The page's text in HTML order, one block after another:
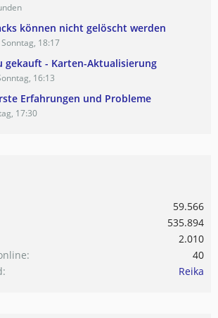
können nicht gelöscht werden
Sonntag, 18:17
gekauft - Karten-Aktualisierung
16:13
Erfahrungen und Probleme
17:30
59.566
535.894
2.010
40
Reika